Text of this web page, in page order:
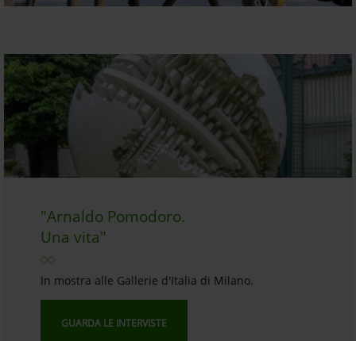
"Arnaldo Pomodoro.
Una vita"
In mostra alle Gallerie d'Italia di Milano.
GUARDA LE INTERVISTE